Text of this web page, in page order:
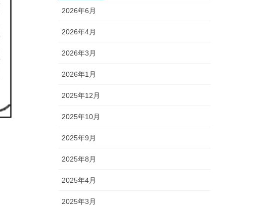
2026年6月
2026年4月
2026年3月
2026年1月
2025年12月
2025年10月
2025年9月
2025年8月
2025年4月
2025年3月